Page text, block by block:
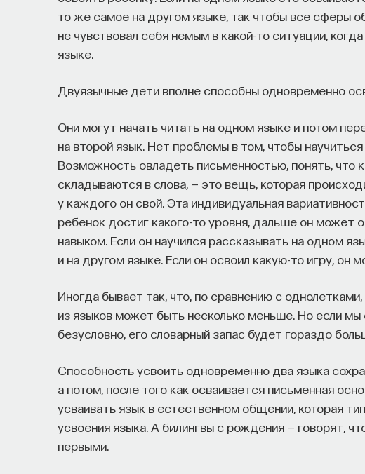
то же самое на другом языке, так чтобы все сферы
не чувствовал себя немым в какой-то ситуации,
языке.
Двуязычные дети вполне способны одновременно
Они могут начать читать на одном языке и потом
на второй язык. Нет проблемы в том, чтобы
Возможность овладеть письменностью, понять, что
складываются в слова, — это вещь, которая
у каждого он свой. Эта индивидуальная
ребенок достиг какого-то уровня, дальше он может
навыком. Если он научился рассказывать на одном
и на другом языке. Если он освоил какую-то игру, он
Иногда бывает так, что, по сравнению с
из языков может быть несколько меньше. Но если мы
безусловно, его словарный запас будет гораздо
Способность усвоить одновременно два языка
а потом, после того как осваивается письменная
усваивать язык в естественном общении, которая
усвоения языка. А билингвы с рождения — говорят,
первыми.